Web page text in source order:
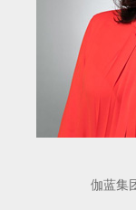
伽蓝集